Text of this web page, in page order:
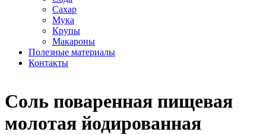
Сахар
Мука
Крупы
Макароны
Полезные материалы
Контакты
Соль поваренная пищевая
молотая йодированная